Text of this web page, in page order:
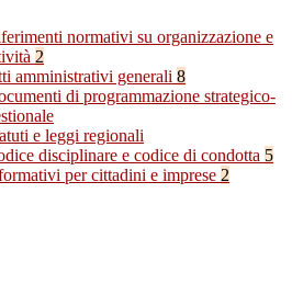
normativi su organizzazione e
2
amministrativi generali 8
di programmazione strategico-
e leggi regionali
disciplinare e codice di condotta 5
per cittadini e imprese 2